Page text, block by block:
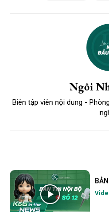
Ngôi
Biên tập viên nội dung -